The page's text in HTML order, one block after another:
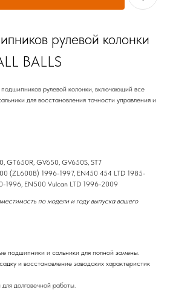
рулевой колонки
BALLS
рулевой колонки, включающий все
для восстановления точности управления и
GT650R, GV650, GV650S, ST7
(ZL600B) 1996-1997, EN450 454 LTD 1985-
1996, EN500 Vulcan LTD 1996-2009
по модели и году выпуска вашего
подшипники и сальники для полной замены.
и восстановление заводских характеристик
долговечной работы.